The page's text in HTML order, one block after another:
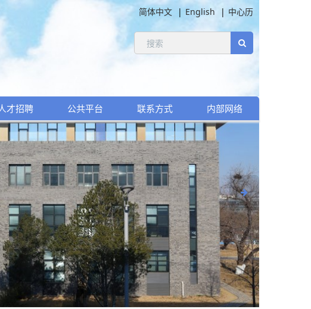
简体中文 English 中心历
才招聘 公共平台 联系方式 内部网络